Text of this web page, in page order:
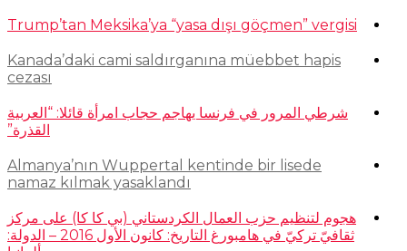
Trump’tan Meksika’ya “yasa dışı göçmen” vergisi
Kanada’daki cami saldırganına müebbet hapis
cezası
شرطي المرور في فرنسا يهاجم حجاب امرأة قائلا: “العربية
القذرة”
Almanya’nın Wuppertal kentinde bir lisede
namaz kılmak yasaklandı
هجوم لتنظيم حزب العمال الكردستاني (بي كا كا) على مركز
ثقافيّ تركيّ في هامبورغ التاريخ: كانون الأول 2016 – الدولة: